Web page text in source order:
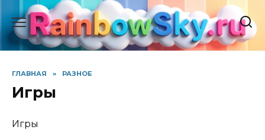
Перейти
содержанию
ГЛАВНАЯ » РАЗНОЕ
Игры
Игры